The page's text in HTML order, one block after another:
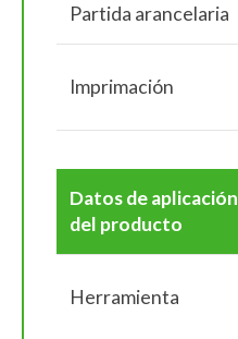
Partida arancelaria
Imprimación
Datos de aplicación
del producto
Herramienta